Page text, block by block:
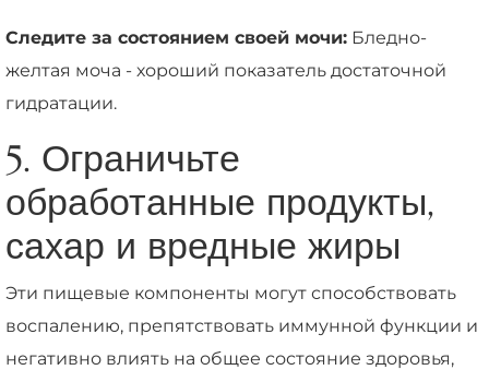
Следите за состоянием своей мочи: Бледно-
желтая моча - хороший показатель достаточной
гидратации.
5. Ограничьте
обработанные продукты,
сахар и вредные жиры
Эти пищевые компоненты могут способствовать
воспалению, препятствовать иммунной функции и
негативно влиять на общее состояние здоровья,